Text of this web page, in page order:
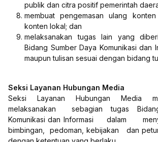
publik dan citra positif pemerintah
membuat pengemasan ulang
konten lokal; dan
melaksanakan tugas lain yang
Bidang Sumber Daya Komunikasi dan
maupun tulisan sesuai dengan bidang
Seksi Layanan Hubungan Media
Seksi Layanan Hubungan Media
melaksanakan sebagian tugas
Komunikasi dan Informasi dalam
bimbingan, pedoman, kebijakan dan